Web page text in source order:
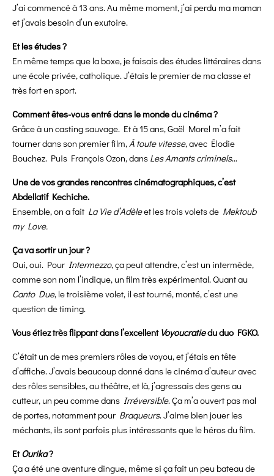
J’ai commencé à 13 ans. Au même moment, j’ai perdu ma maman
et j’avais besoin d’un exutoire.
Et les études ?
En même temps que la boxe, je faisais des études littéraires dans
une école privée, catholique. J’étais le premier de ma classe et
très fort en sport.
Comment êtes-vous entré dans le monde du cinéma ?
Grâce à un casting sauvage. Et à 15 ans, Gaël Morel m’a fait
tourner dans son premier film,À toute vitesse, avec Élodie
Bouchez. Puis François Ozon, dans Les Amants criminels…
Une de vos grandes rencontres cinématographiques, c’est
Abdellatif Kechiche.
Ensemble, on a fait La Vie d’Adèleet les trois volets de Mektoub
my Love.
Ça va sortir un jour ?
Oui, oui. Pour Intermezzo, ça peut attendre, c’est un intermède,
comme son nom l’indique, un film très expérimental. Quant au
Canto Due, le troisième volet, il est tourné, monté, c’est une
question de timing.
Vous étiez très flippant dans l’excellentVoyoucratiedu duo FGKO.
C’était un de mes premiers rôles de voyou, et j’étais en tête
d’affiche. J’avais beaucoup donné dans le cinéma d’auteur avec
des rôles sensibles, au théâtre, et là, j’agressais des gens au
cutteur, un peu comme dans Irréversible. Ça m’a ouvert pas mal
de portes, notamment pour Braqueurs. J’aime bien jouer les
méchants, ils sont parfois plus intéressants que le héros du film.
Et Ourika?
Ça a été une aventure dingue, même si ça fait un peu bateau de